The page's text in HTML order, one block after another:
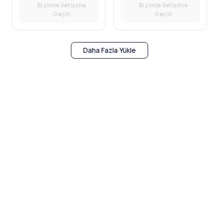
Bizimle İletişime
Geçin
Bizimle İletişime
Geçin
Daha Fazla Yükle